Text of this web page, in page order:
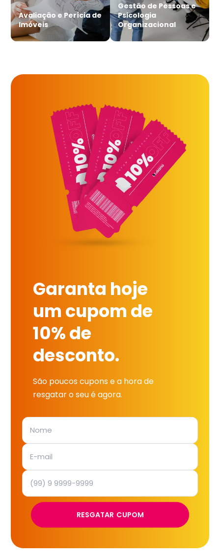
Avaliação e Perícia de
Imóveis
Gestão de Pessoas e
Psicologia
Organizacional
Garanta hoje
um cupom de
10% de
desconto.
São poucos cupons e a hora de
resgatar o seu é agora.
RESGATAR CUPOM